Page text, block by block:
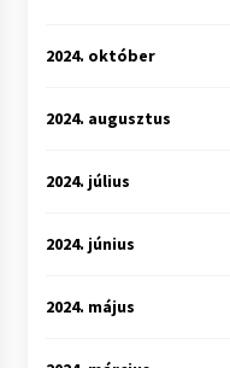
2024. október
2024. augusztus
2024. július
2024. június
2024. május